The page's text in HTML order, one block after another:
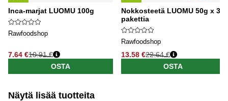
Inca-marjat LUOMU 100g
Rawfoodshop
7.64 €10.91 €
OSTA
Nokkosteetä LUOMU 50g x 3
pakettia
Rawfoodshop
13.58 €22.64 €
OSTA
Näytä lisää tuotteita